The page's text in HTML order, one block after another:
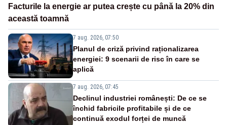
Facturile la energie ar putea crește cu până la 20% din
această toamnă
7 aug. 2026, 07:50
Planul de criză privind raționalizarea
energiei: 9 scenarii de risc în care se
aplică
7 aug. 2026, 07:45
Declinul industriei românești: De ce se
închid fabricile profitabile și de ce
continuă exodul forței de muncă